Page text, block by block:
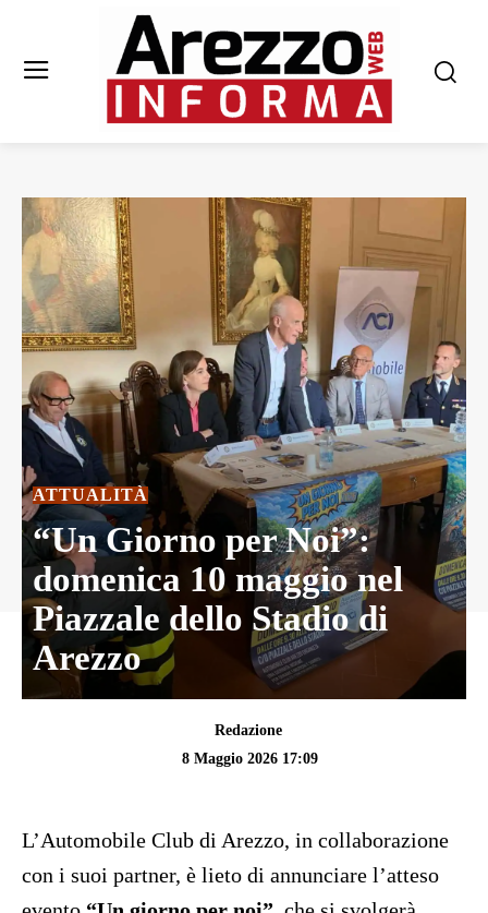
ATTUALITÀ
“Un Giorno per Noi”:
domenica 10 maggio nel
Piazzale dello Stadio di
Arezzo
Redazione
8 Maggio 2026 17:09
L’Automobile Club di Arezzo, in collaborazione
con i suoi partner, è lieto di annunciare l’atteso